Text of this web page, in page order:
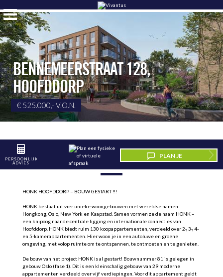
PERSOONLIJK
ADVIES
PLAN JE
BENNEMEERSTRAAT 128,
HOOFDDORP
€ 525.000,- V.O.N.
BESCHRIJVING
HONK HOOFDDORP – BOUW GESTART !!!
HONK bestaat uit vier unieke woongebouwen met wereldse namen:
Hongkong, Oslo, New York en Kaapstad. Samen vormen ze de naam HONK –
een knipoog naar de centrale ligging en internationale connecties van
Hoofddorp. HONK biedt ruim 130 koopappartementen, verdeeld over 2-, 3-, 4-
en 5-kamerappartementen. Hier woon je in een autoluwe en groene
omgeving, met volop ruimte om te ontspannen, te ontmoeten en te genieten.
De bouw van het project HONK is al gestart! Bouwnummer 81 is gelegen in
gebouw Oslo (fase 1). Dit is een kleinschalig gebouw van 29 moderne
appartementen verdeeld over vijf verdiepingen. Voor dit appartement geldt